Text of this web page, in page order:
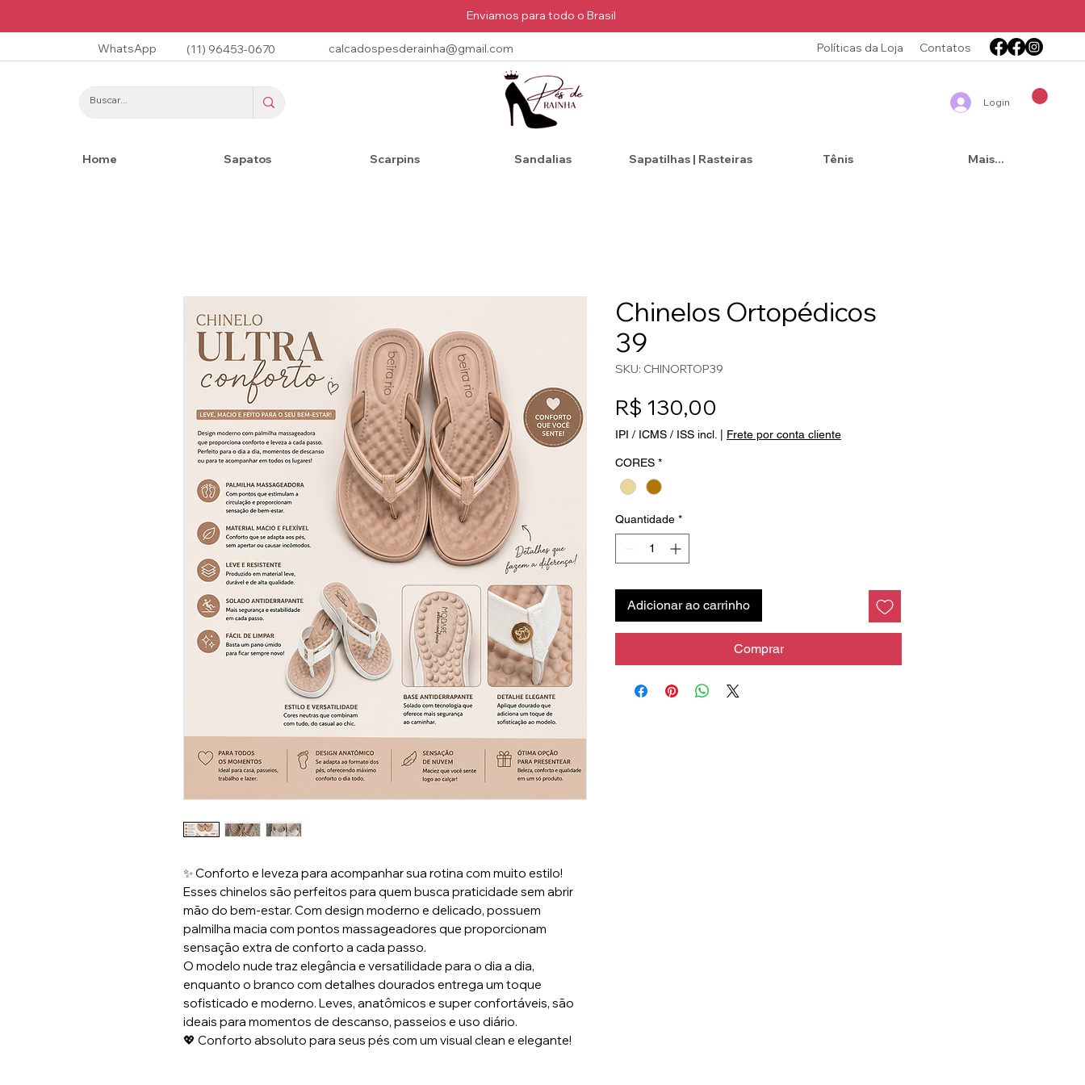
Enviamos para todo o Brasil
WhatsApp (11) 96453-0670 calcadospesderainha@gmail.com Políticas da Loja Contatos
Login
Home Sapatos Scarpins Sandalias Sapatilhas | Rasteiras Tênis Mais...
✨ Conforto e leveza para acompanhar sua rotina com muito estilo!
Esses chinelos são perfeitos para quem busca praticidade sem abrir
mão do bem-estar. Com design moderno e delicado, possuem
palmilha macia com pontos massageadores que proporcionam
sensação extra de conforto a cada passo.
O modelo nude traz elegância e versatilidade para o dia a dia,
enquanto o branco com detalhes dourados entrega um toque
sofisticado e moderno. Leves, anatômicos e super confortáveis, são
ideais para momentos de descanso, passeios e uso diário.
💖 Conforto absoluto para seus pés com um visual clean e elegante!
Chinelos Ortopédicos
39
SKU: CHINORTOP39
R$ 130,00
IPI / ICMS / ISS incl. Frete por conta cliente
CORES *
Quantidade *
Adicionar ao carrinho
Comprar